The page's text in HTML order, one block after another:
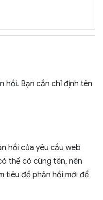
hồi. Bạn cần chỉ định tên
hồi của yêu cầu web
thể có cùng tên, nên
tiêu đề phản hồi mới để